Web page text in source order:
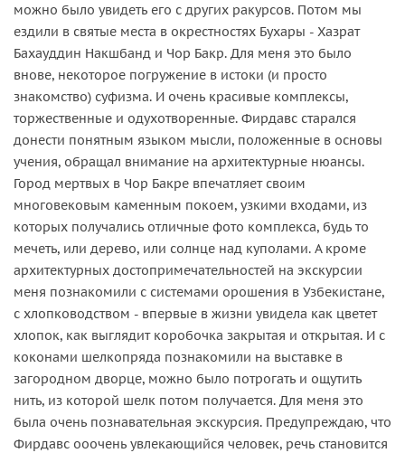
можно было увидеть его с других ракурсов. Потом мы
ездили в святые места в окрестностях Бухары - Хазрат
Бахауддин Накшбанд и Чор Бакр. Для меня это было
внове, некоторое погружение в истоки (и просто
знакомство) суфизма. И очень красивые комплексы,
торжественные и одухотворенные. Фирдавс старался
донести понятным языком мысли, положенные в основы
учения, обращал внимание на архитектурные нюансы.
Город мертвых в Чор Бакре впечатляет своим
многовековым каменным покоем, узкими входами, из
которых получались отличные фото комплекса, будь то
мечеть, или дерево, или солнце над куполами. А кроме
архитектурных достопримечательностей на экскурсии
меня познакомили с системами орошения в Узбекистане,
с хлопководством - впервые в жизни увидела как цветет
хлопок, как выглядит коробочка закрытая и открытая. И с
коконами шелкопряда познакомили на выставке в
загородном дворце, можно было потрогать и ощутить
нить, из которой шелк потом получается. Для меня это
была очень познавательная экскурсия. Предупреждаю, что
Фирдавс ооочень увлекающийся человек, речь становится